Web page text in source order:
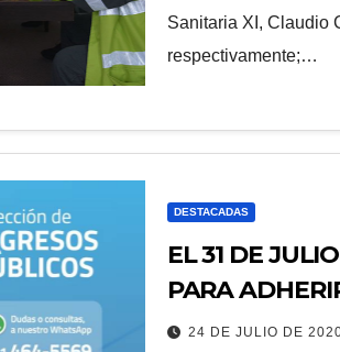
Sanitaria XI, Claudio
respectivamente;…
DESTACADAS
EL 31 DE
PARA
PAGOS DE
24 DE JULIO DE